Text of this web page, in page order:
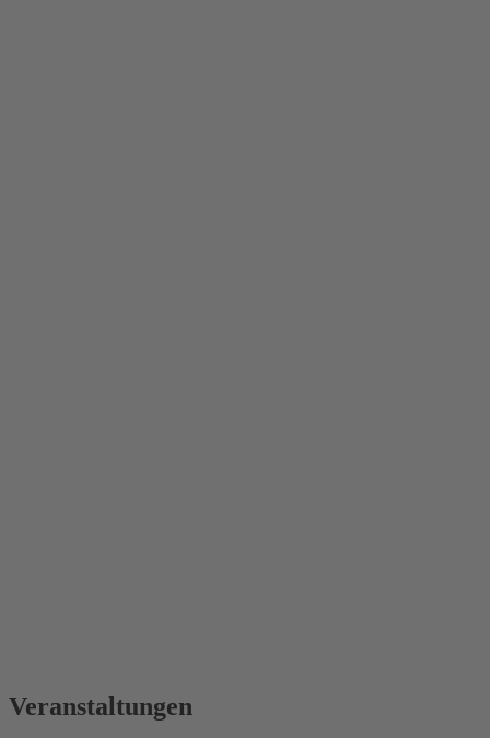
Veranstaltungen